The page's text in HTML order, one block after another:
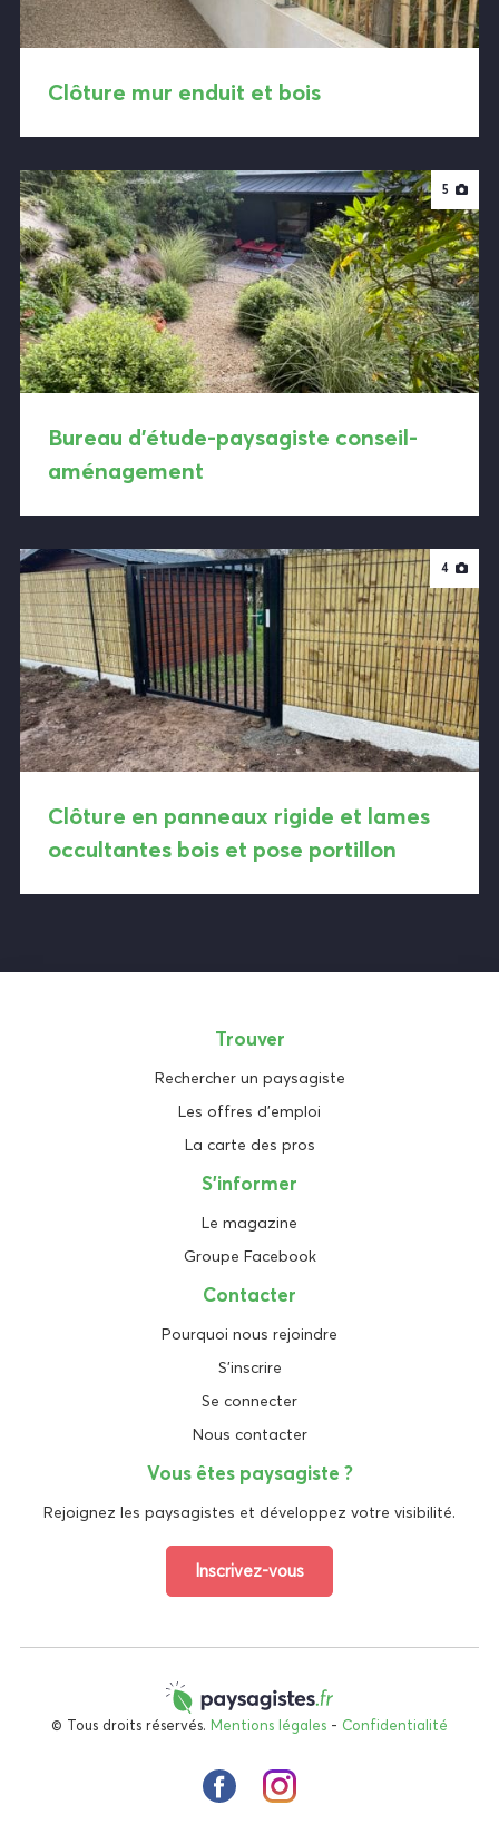
Clôture mur enduit et bois
5
Bureau d’étude-paysagiste conseil-
aménagement
4
Clôture en panneaux rigide et lames
occultantes bois et pose portillon
Trouver
Rechercher un paysagiste
Les offres d'emploi
La carte des pros
S'informer
Le magazine
Groupe Facebook
Contacter
Pourquoi nous rejoindre
S'inscrire
Se connecter
Nous contacter
Vous êtes paysagiste ?
Rejoignez les paysagistes et développez votre visibilité.
Inscrivez-vous
© Tous droits réservés. Mentions légales - Confidentialité